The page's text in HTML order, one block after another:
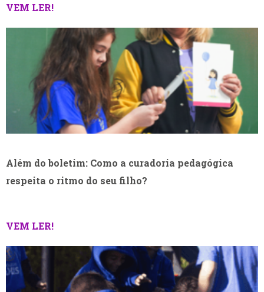
VEM LER!
Além do boletim: Como a curadoria pedagógica
respeita o ritmo do seu filho?
VEM LER!